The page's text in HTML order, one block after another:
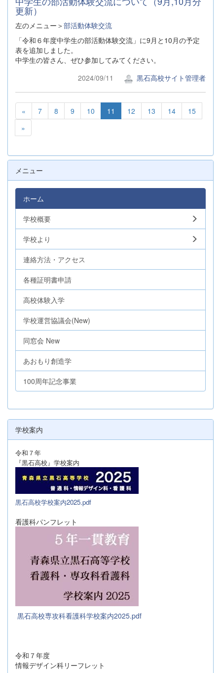
更新）
左のメニュー＞部活動体験交流
「令和６年度中学生の部活動体験交流」に9月と10月の予定
表を追加しました。
中学生の皆さん、ぜひ参加してみてください。
2024/09/11
黒石高校サイト管理者
« 7 8 9 10 11 12 13 14
15
»
メニュー
ホーム
学校概要
学校より
連絡方法・アクセス
各種証明書申請
高校体験入学
学校運営協議会(New)
同窓会 New
あおもり創造学
100周年記念事業
学校案内
令和７年
『黒石高校』学校案内
黒石高校学校案内2025.pdf
看護科パンフレット
黒石高校専攻科看護科学校案内2025.pdf
令和７年度
情報デザイン科リーフレット